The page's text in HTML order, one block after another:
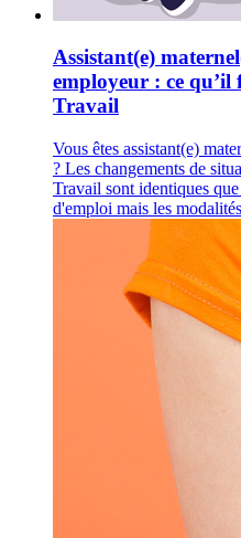
Assistant(e)
employeur : ce
Travail
Vous êtes assistant(e)
? Les changements de
Travail sont identiques
d'emploi mais les